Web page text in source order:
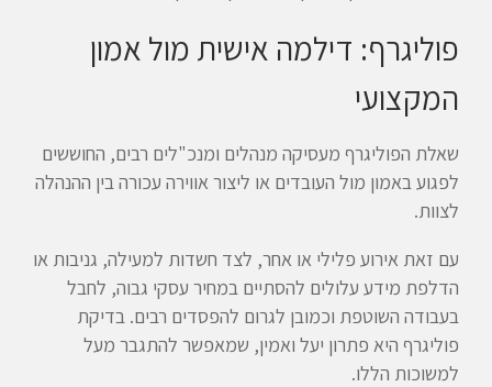
פוליגרף: דילמה אישית מול אמון
המקצועי
שאלת הפוליגרף מעסיקה מנהלים ומנכ"לים רבים, החוששים
לפגוע באמון מול העובדים או ליצור אווירה עכורה בין ההנהלה
לצוות.
עם זאת אירוע פלילי או אחר, לצד חשדות למעילה, גניבות או
הדלפת מידע עלולים להסתיים במחיר עסקי גבוה, לחבל
בעבודה השוטפת וכמובן לגרום להפסדים רבים. בדיקת
פוליגרף היא פתרון יעל ואמין, שמאפשר להתגבר מעל
למשוכות הללו.